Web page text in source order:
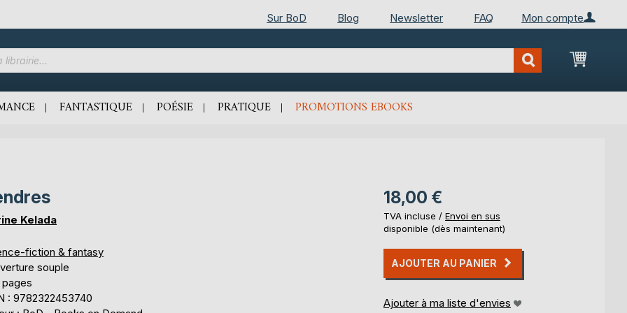
Mon compte
Sur BoD Blog Newsletter FAQ
Mon
FANTASTIQUE POÉSIE PRATIQUE PROMOTIONS EBOOKS
Kelada
fiction & fantasy
souple
: 9782322453740
18,00 €
TVA incluse / Envoi en sus
disponible (dès maintenant)
AJOUTER AU PANIER
Ajouter à ma liste d'envies